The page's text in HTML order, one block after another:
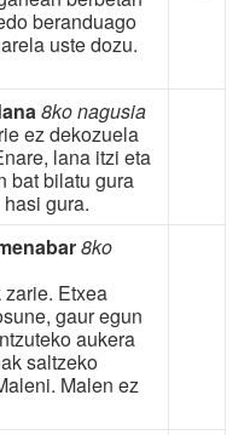
beranduago
uste dozu.
8ko nagusia
ez dekozuela
lana itzi eta
bat bilatu gura
gura.
8ko
Etxea
gaur egun
aukera
saltzeko
Malen ez